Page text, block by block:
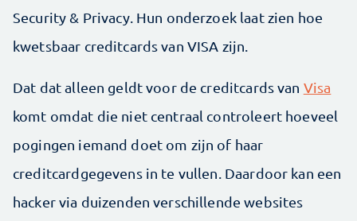
Security & Privacy. Hun onderzoek laat zien hoe
kwetsbaar creditcards van VISA zijn.
Dat dat alleen geldt voor de creditcards van Visa
komt omdat die niet centraal controleert hoeveel
pogingen iemand doet om zijn of haar
creditcardgegevens in te vullen. Daardoor kan een
hacker via duizenden verschillende websites